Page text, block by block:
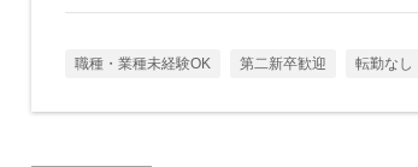
職種・業種未経験OK 第二新卒歓迎 転勤なし